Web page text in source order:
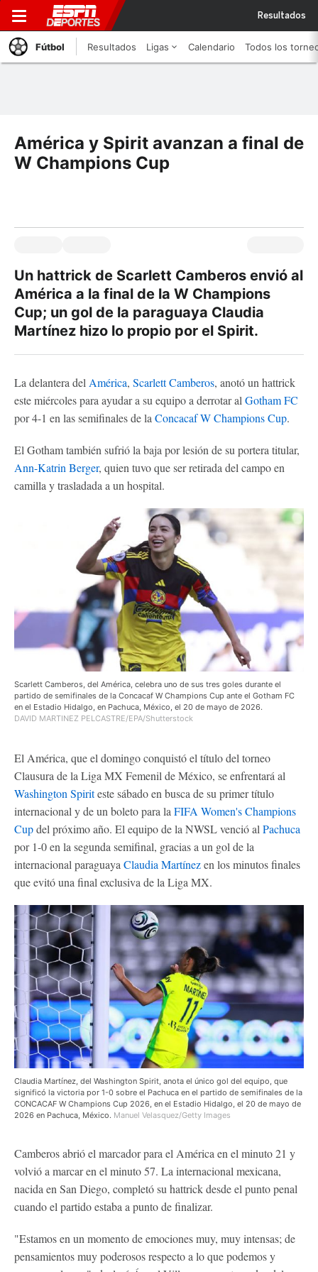
Resultados
Fútbol Resultados Ligas Calendario Todos los
América y Spirit avanzan a final de
W Champions Cup
Un hattrick de Scarlett Camberos envió al
América a la final de la W Champions
Cup; un gol de la paraguaya Claudia
Martínez hizo lo propio por el Spirit.
La delantera del América, Scarlett Camberos, anotó un hattrick
este miércoles para ayudar a su equipo a derrotar al Gotham FC
por 4-1 en las semifinales de la Concacaf W Champions Cup.
El Gotham también sufrió la baja por lesión de su portera titular,
Ann-Katrin Berger, quien tuvo que ser retirada del campo en
camilla y trasladada a un hospital.
Scarlett Camberos, del América, celebra uno de sus tres goles durante el
partido de semifinales de la Concacaf W Champions Cup ante el Gotham FC
en el Estadio Hidalgo, en Pachuca, México, el 20 de mayo de 2026.
DAVID MARTINEZ PELCASTRE/EPA/Shutterstock
El América, que el domingo conquistó el título del torneo
Clausura de la Liga MX Femenil de México, se enfrentará al
Washington Spiriteste sábado en busca de su primer título
internacional y de un boleto para la FIFA Women's Champions
Cupdel próximo año. El equipo de la NWSL venció al Pachuca
por 1-0 en la segunda semifinal, gracias a un gol de la
internacional paraguaya Claudia Martínezen los minutos finales
que evitó una final exclusiva de la Liga MX.
Claudia Martínez, del Washington Spirit, anota el único gol del equipo, que
significó la victoria por 1-0 sobre el Pachuca en el partido de semifinales de la
CONCACAF W Champions Cup 2026, en el Estadio Hidalgo, el 20 de mayo de
2026 en Pachuca, México. Manuel Velasquez/Getty Images
Camberos abrió el marcador para el América en el minuto 21 y
volvió a marcar en el minuto 57. La internacional mexicana,
nacida en San Diego, completó su hattrick desde el punto penal
cuando el partido estaba a punto de finalizar.
"Estamos en un momento de emociones muy, muy intensas; de
pensamientos muy poderosos respecto a lo que podemos y